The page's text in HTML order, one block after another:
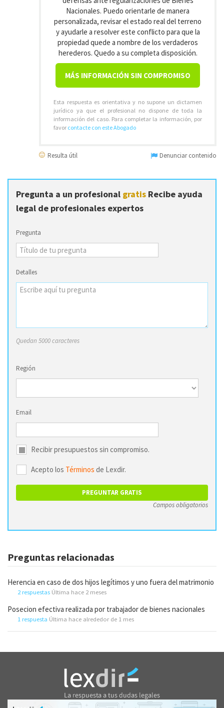
Nacionales. Puedo orientarle de manera
personalizada, revisar el estado real del terreno
y ayudarle a resolver este conflicto para que la
propiedad quede a nombre de los verdaderos
herederos. Quedo a su completa disposición.
MÁS INFORMACIÓN SIN COMPROMISO
Esta respuesta es orientativa y no supone un dictamen
jurídico ya que el profesional no dispone de toda la
información del caso. Para completar la información, por
favor contacte con este Abogado
Resulta útil Denunciar contenido
Pregunta a un profesional gratis Recibe ayuda
legal de profesionales expertos
Pregunta
Detalles
Quedan 5000 caracteres
Región
Email
Recibir presupuestos sin compromiso.
Acepto los Términos de Lexdir.
Campos obligatorios
Preguntas relacionadas
Herencia en caso de dos hijos legítimos y uno fuera del matrimonio
2 respuestas Última hace 2 meses
Posecion efectiva realizada por trabajador de bienes nacionales
1 respuesta Última hace alrededor de 1 mes